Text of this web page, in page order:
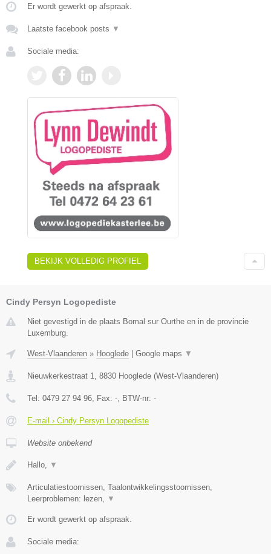
Er wordt gewerkt op afspraak.
Laatste facebook posts ▼
Sociale media:
BEKIJK VOLLEDIG PROFIEL
Cindy Persyn Logopediste
Niet gevestigd in de plaats Bomal sur Ourthe en in de provincie
Luxemburg.
West-Vlaanderen » Hooglede Google maps ▼
Nieuwkerkestraat 1 8830 Hooglede (West-Vlaanderen)
Tel: 0479 27 94 96 , Fax: - , BTW-nr: -
E-mail › Cindy Persyn Logopediste
Website onbekend
Hallo, ▼
Articulatiestoornissen, Taalontwikkelingsstoornissen,
Leerproblemen: lezen,
▼
Er wordt gewerkt op afspraak.
Sociale media: